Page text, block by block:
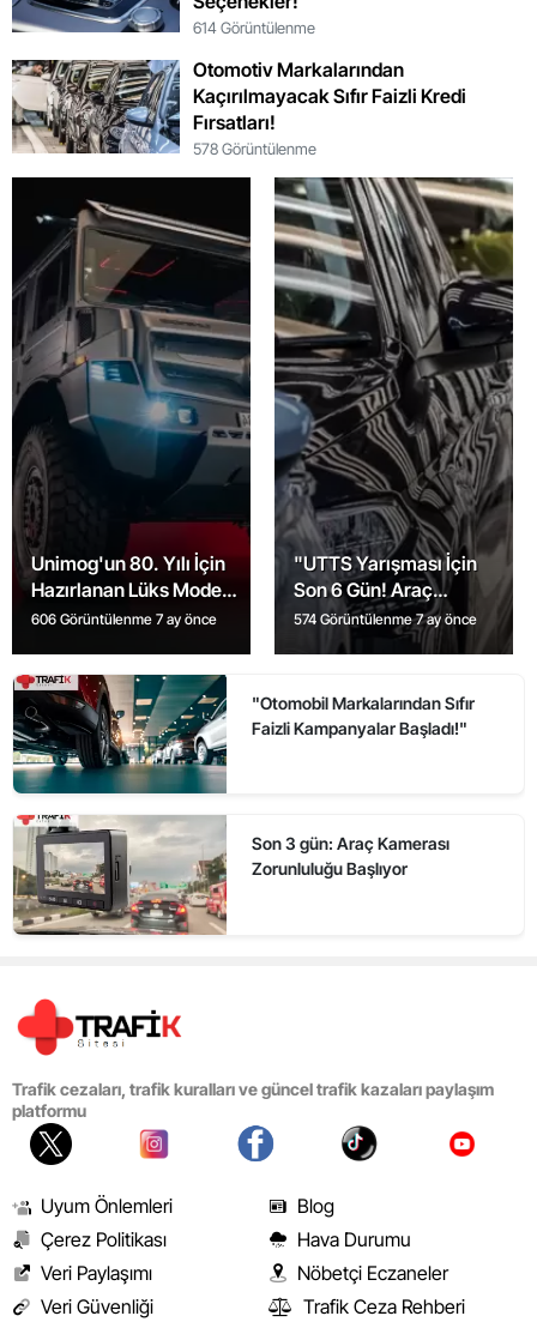
614 Görüntülenme
Otomotiv Markalarından
Kaçırılmayacak Sıfır Faizli Kredi
Fırsatları!
578 Görüntülenme
Unimog'un 80. Yılı İçin
Hazırlanan Lüks Model
Tanıtıldı: İşte Detaylar!
606 Görüntülenme 7 ay önce
"UTTS Yarışması İçin
Son 6 Gün! Araç
Sahipleri Uyarıldı"
574 Görüntülenme7 ay önce
"Otomobil Markalarından Sıfır
Faizli Kampanyalar Başladı!"
Son 3 gün: Araç Kamerası
Zorunluluğu Başlıyor
Trafik cezaları, trafik kuralları ve güncel trafik kazaları paylaşım
platformu
Uyum Önlemleri
Çerez Politikası
Veri Paylaşımı
Veri Güvenliği
Blog
Hava Durumu
Nöbetçi Eczaneler
Trafik Ceza Rehberi